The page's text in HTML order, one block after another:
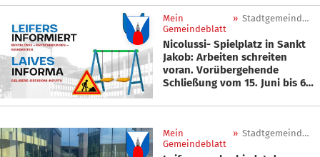
Don-Bosco-Zentrum
Mein
Gemeindeblatt
» Stadtgemeinde Leifers
Nicolussi- Spielplatz in Sankt
Jakob: Arbeiten schreiten
voran. Vorübergehende
Schließung vom 15. Juni bis 6.
Sicherheit
Mein
Gemeindeblatt
» Stadtgemeinde Leifers